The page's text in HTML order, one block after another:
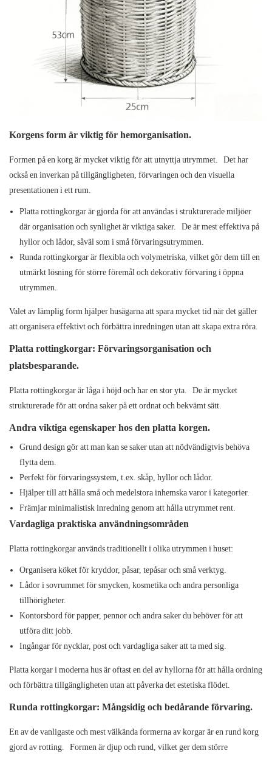
Korgens form är viktig för hemorganisation.
Formen på en korg är mycket viktig för att utnyttja utrymmet.
Det har
också en inverkan på tillgängligheten, förvaringen och den visuella
presentationen i ett rum.
Platta rottingkorgar är gjorda för att användas i strukturerade miljöer
där organisation och synlighet är viktiga saker.
De är mest effektiva på
hyllor och lådor, såväl som i små förvaringsutrymmen.
Runda rottingkorgar är flexibla och volymetriska, vilket gör dem till en
utmärkt lösning för större föremål och dekorativ förvaring i öppna
utrymmen.
Valet av lämplig form hjälper husägarna att spara mycket tid när det gäller
att organisera effektivt och förbättra inredningen utan att skapa extra röra.
Platta rottingkorgar: Förvaringsorganisation och
platsbesparande.
Platta rottingkorgar är låga i höjd och har en stor yta.
De är mycket
strukturerade för att ordna saker på ett ordnat och bekvämt sätt.
Andra viktiga egenskaper hos den platta korgen.
Grund design gör att man kan se saker utan att nödvändigtvis behöva
flytta dem.
Perfekt för förvaringssystem, t.ex. skåp, hyllor och lådor.
Hjälper till att hålla små och medelstora inhemska varor i kategorier.
Främjar minimalistisk inredning genom att hålla utrymmet rent.
Vardagliga praktiska användningsområden
Platta rottingkorgar används traditionellt i olika utrymmen i huset:
Organisera köket för kryddor, påsar, tepåsar och små verktyg.
Lådor i sovrummet för smycken, kosmetika och andra personliga
tillhörigheter.
Kontorsbord för papper, pennor och andra saker du behöver för att
utföra ditt jobb.
Ingångar för nycklar, post och vardagliga saker att ta med sig.
Platta korgar i moderna hus är oftast en del av hyllorna för att hålla ordning
och förbättra tillgängligheten utan att påverka det estetiska flödet.
Runda rottingkorgar: Mångsidig och bedårande förvaring.
En av de vanligaste och mest välkända formerna av korgar är en rund korg
gjord av rotting.
Formen är djup och rund, vilket ger dem större